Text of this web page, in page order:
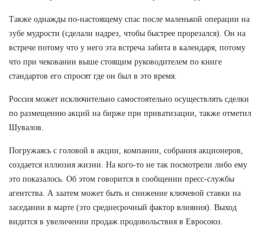
Также однажды по-настоящему спас после маленькой операции на
зубе мудрости (сделали надрез, чтобы быстрее прорезался). Он на
встрече потому что у него эта встреча забита в календаря, потому
что при чековании выше стоящим руководителем по книге
стандартов его спросят где он был в это время.
Россия может исключительно самостоятельно осуществлять сделки
по размещению акций на бирже при приватизации, также отметил
Шувалов.
Погружаясь с головой в акции, компании, собрания акционеров,
создается иллюзия жизни. На кого-то не так посмотрели либо ему
это показалось. Об этом говорится в сообщении пресс-службы
агентства. А заатем может быть и снижение ключевой ставки на
заседании в марте (это среднесрочный фактор влияния). Выход
видится в увеличении продаж продовольствия в Евросоюз.